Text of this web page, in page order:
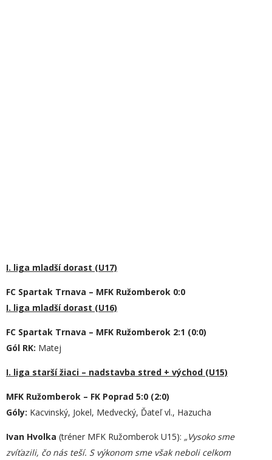
I. liga mladší dorast (U17)
FC Spartak Trnava – MFK Ružomberok 0:0
I. liga mladší dorast (U16)
FC Spartak Trnava – MFK Ružomberok 2:1 (0:0)
Gól RK: Matej
I. liga starší žiaci – nadstavba stred + východ (U15)
MFK Ružomberok – FK Poprad 5:0 (2:0)
Góly: Kacvinský, Jokel, Medvecký, Ďateľ vl., Hazucha
Ivan Hvolka (tréner MFK Ružomberok U15): „Vysoko sme
zvíťazili, čo nás teší. S výkonom sme však neboli celkom